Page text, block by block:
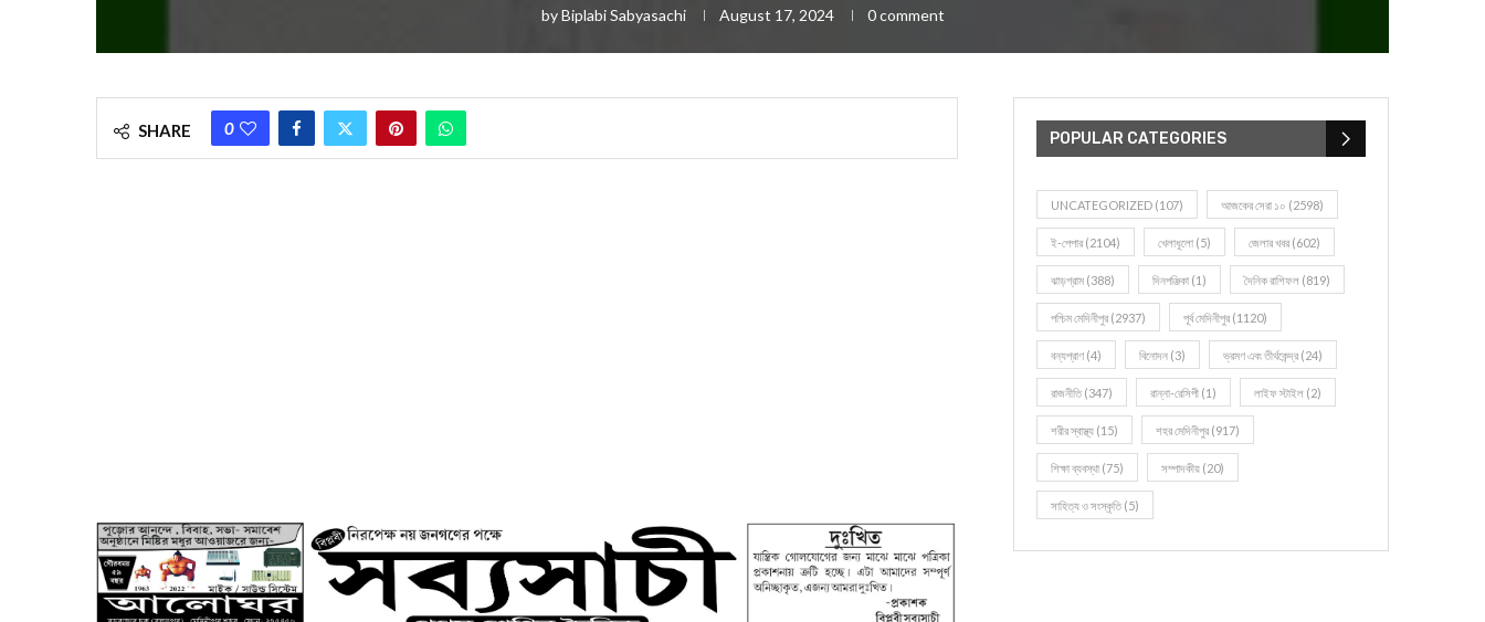
byBiplabi Sabyasachi August 17, 2024 0 comment
SHARE 0
POPULAR CATEGORIES
UNCATEGORIZED (107) আজকের সেরা ১০ (2598)
ই-পেপার (2104) খেলাধূলো (5) জেলার খবর (602)
ঝাড়গ্রাম (388) দিনপঞ্জিকা (1) দৈনিক রাশিফল (819)
পশ্চিম মেদিনীপুর (2937) পূর্ব মেদিনীপুর (1120)
বন্যপ্রাণ (4) বিনোদন (3) ভ্রমণ এবং তীর্থকেন্দ্র (24)
রাজনীতি(347) রান্না-রেসিপী (1) লাইফ স্টাইল (2)
শরীর স্বাস্থ্য (15) শহর মেদিনীপুর (917)
শিক্ষা ব্যবস্থা (75) সম্পাদকীয় (20)
সাহিত্য ও সংস্কৃতি(5)